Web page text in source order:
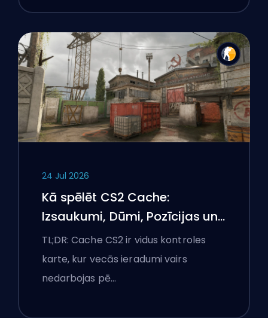
24 Jul 2026
Kā spēlēt CS2 Cache:
Izsaukumi, Dūmi, Pozīcijas un
Premjeru padomi
TL;DR: Cache CS2 ir vidus kontroles
karte, kur vecās ieradumi vairs
nedarbojas pē…